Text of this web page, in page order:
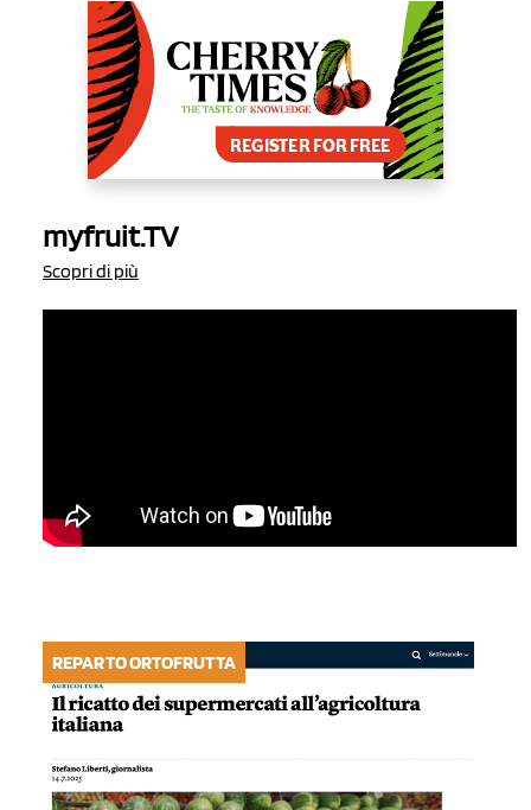
myfruit.TV
Scopri di più
REPARTO ORTOFRUTTA